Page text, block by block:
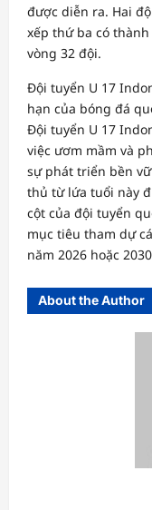
được diễn ra. Hai
xếp thứ ba có
vòng 32 đội.
Đội tuyển U 17
hạn của bóng đá
Đội tuyển U 17
việc ươm mầm và
sự phát triển bền
thủ từ lứa tuổi này
cột của đội tuyển
mục tiêu tham dự
năm 2026 hoặc
About the Author